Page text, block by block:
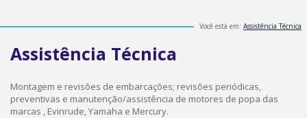
Você está em: Assistência Técnica
Assistência Técnica
Montagem e revisões de embarcações; revisões periódicas,
preventivas e manutenção/assistência de motores de popa das
marcas , Evinrude, Yamaha e Mercury.